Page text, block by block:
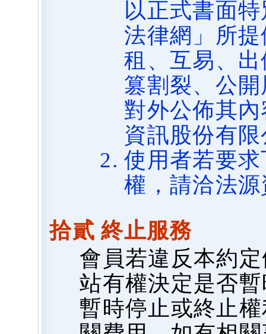
以正式書面
法律網」所
租、互易、
篡割裂、公
對外公佈其
資訊股份有
使用者若要
權，請洽法
拾貳 終止服務
會員若違反本約
站有權決定是否
暫時停止或終止